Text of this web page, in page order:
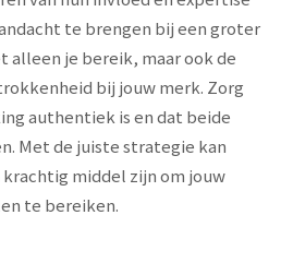
te brengen bij een groter
je bereik, maar ook de
bij jouw merk. Zorg
authentiek is en dat beide
Met de juiste strategie kan
middel zijn om jouw
te bereiken.